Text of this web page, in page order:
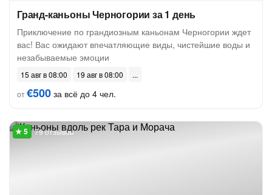
Гранд-каньоны Черногории за 1 день
Приключение по грандиозным каньонам Черногории ждет
вас! Вас ожидают впечатляющие виды, чистейшие воды и
незабываемые эмоции
15 авг в 08:00
19 авг в 08:00
от€500 за всё до 4 чел.
79 отзывов